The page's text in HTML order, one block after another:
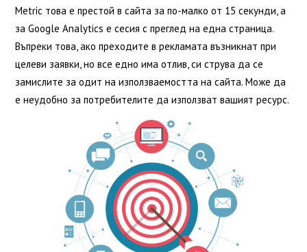
Metric това е престой в сайта за по-малко от 15 секунди, а
за Google Analytics е сесия с преглед на една страница.
Въпреки това, ако преходите в рекламата възникнат при
целеви заявки, но все едно има отлив, си струва да се
замислите за одит на използваемостта на сайта. Може да
е неудобно за потребителите да използват вашият ресурс.